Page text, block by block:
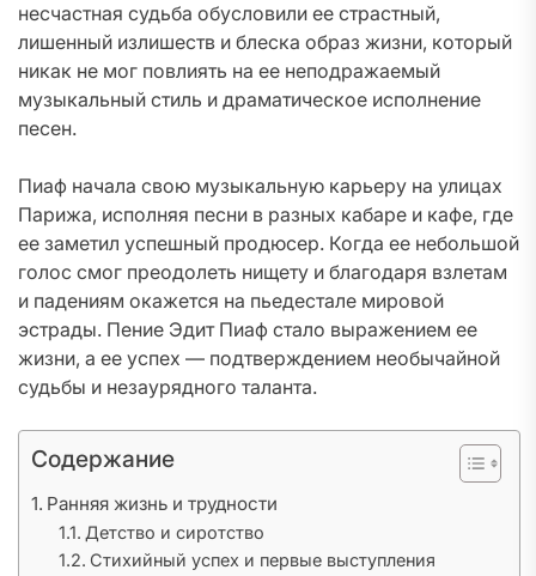
несчастная судьба обусловили ее страстный,
лишенный излишеств и блеска образ жизни, который
никак не мог повлиять на ее неподражаемый
музыкальный стиль и драматическое исполнение
песен.
Пиаф начала свою музыкальную карьеру на улицах
Парижа, исполняя песни в разных кабаре и кафе, где
ее заметил успешный продюсер. Когда ее небольшой
голос смог преодолеть нищету и благодаря взлетам
и падениям окажется на пьедестале мировой
эстрады. Пение Эдит Пиаф стало выражением ее
жизни, а ее успех — подтверждением необычайной
судьбы и незаурядного таланта.
Содержание
Ранняя жизнь и трудности
Детство и сиротство
Стихийный успех и первые выступления